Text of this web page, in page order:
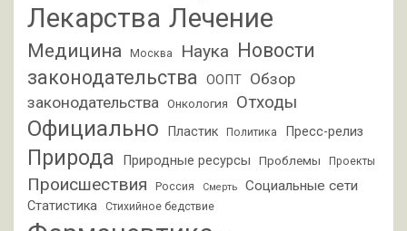
Лекарства Лечение
Медицина Москва Наука Новости
законодательства ООПТ Обзор
законодательства Онкология Отходы
Официально Пластик Политика Пресс-релиз
Природа Природные ресурсы Проблемы Проекты
Происшествия Россия Смерть Социальные сети
Статистика Стихийное бедствие